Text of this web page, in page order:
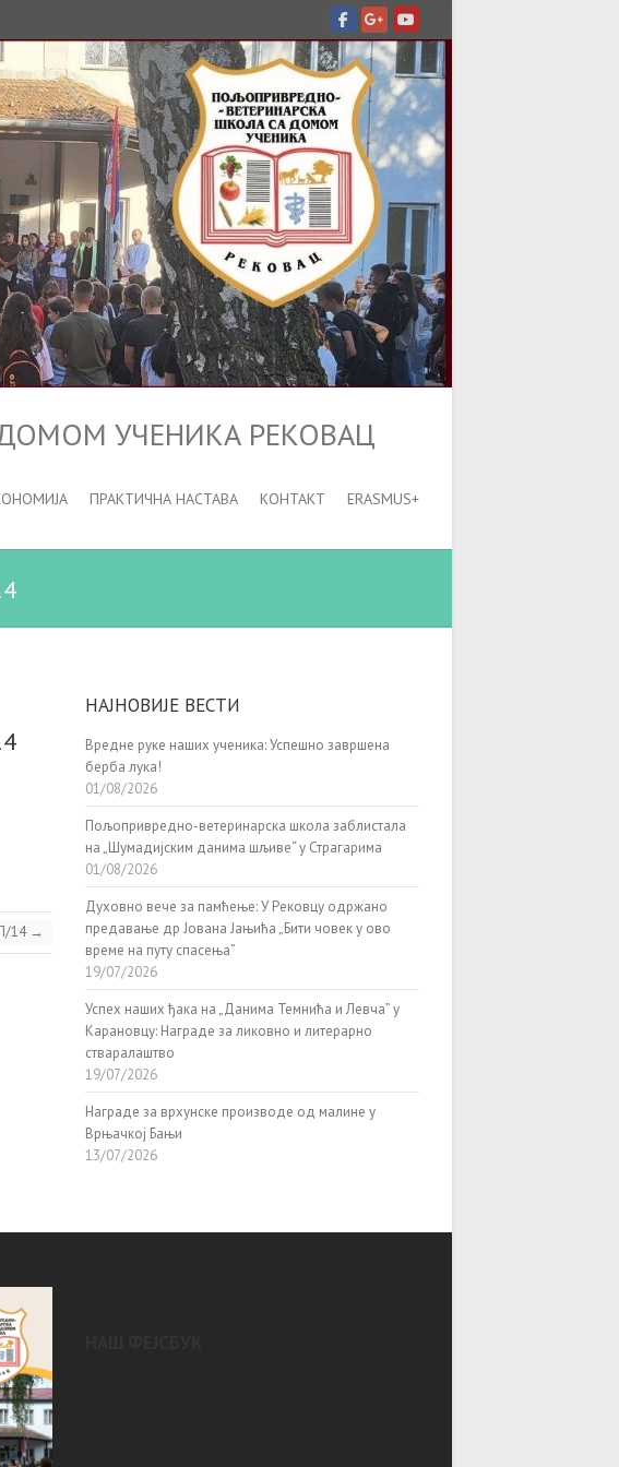
УЧЕНИКА РЕКОВАЦ
ПРАКТИЧНА НАСТАВА КОНТАКТ ERASMUS+
14 →
НАЈНОВИЈЕ ВЕСТИ
Вредне руке наших ученика: Успешно завршена
берба лука!
01/08/2026
Пољопривредно-ветеринарска школа заблистала
на „Шумадијским данима шљиве“ у Страгарима
01/08/2026
Духовно вече за памћење: У Рековцу одржано
предавање др Јована Јањића „Бити човек у ово
време на путу спасења”
19/07/2026
Успех наших ђака на „Данима Темнића и Левча” у
Карановцу: Награде за ликовно и литерарно
стваралаштво
19/07/2026
Награде за врхунске производе од малине у
Врњачкој Бањи
13/07/2026